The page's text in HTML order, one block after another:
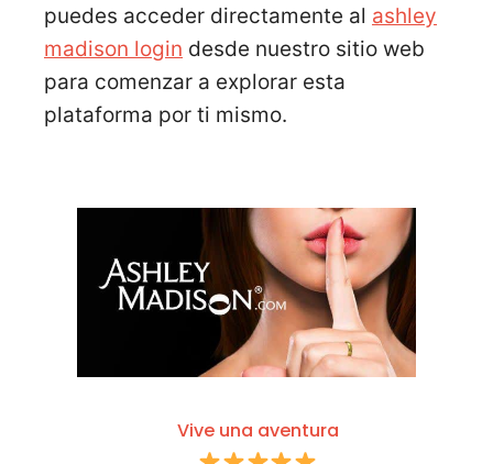
puedes acceder directamente al ashley
madison login desde nuestro sitio web
para comenzar a explorar esta
plataforma por ti mismo.
Vive una aventura